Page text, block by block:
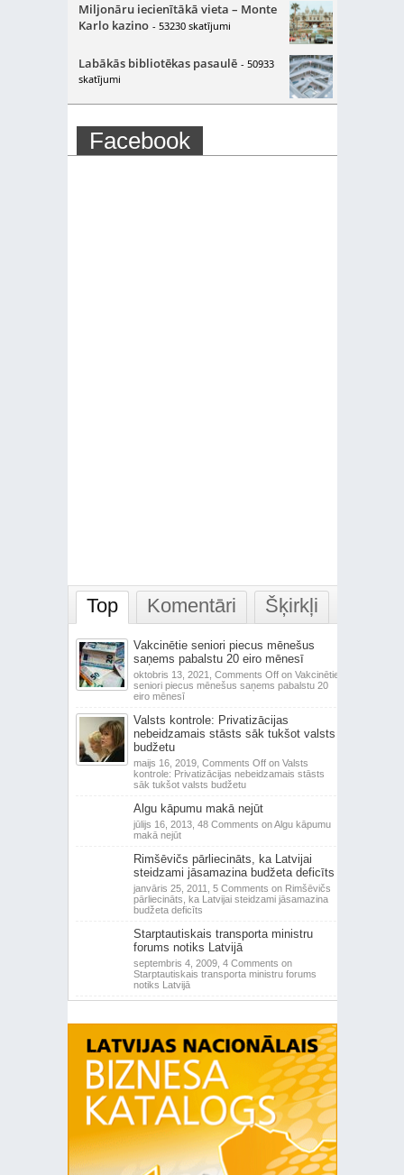
Miljonāru iecienītākā vieta – Monte
Karlo kazino - 53230 skatījumi
Labākās bibliotēkas pasaulē - 50933
skatījumi
Facebook
Top Komentāri Šķirkļi
Vakcinētie seniori piecus mēnešus
saņems pabalstu 20 eiro mēnesī
oktobris 13, 2021, Comments Offon Vakcinētie
seniori piecus mēnešus saņems pabalstu 20
eiro mēnesī
Valsts kontrole: Privatizācijas
nebeidzamais stāsts sāk tukšot valsts
budžetu
maijs 16, 2019, Comments Offon Valsts
kontrole: Privatizācijas nebeidzamais stāsts
sāk tukšot valsts budžetu
Algu kāpumu makā nejūt
jūlijs 16, 2013, 48 Comments on Algu kāpumu
makā nejūt
Rimšēvičs pārliecināts, ka Latvijai
steidzami jāsamazina budžeta deficīts
janvāris 25, 2011, 5 Comments on Rimšēvičs
pārliecināts, ka Latvijai steidzami jāsamazina
budžeta deficīts
Starptautiskais transporta ministru
forums notiks Latvijā
septembris 4, 2009, 4 Comments on
Starptautiskais transporta ministru forums
notiks Latvijā